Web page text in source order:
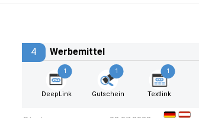
4 Werbemittel
1
DeepLink
1
Gutschein
1
Textlink